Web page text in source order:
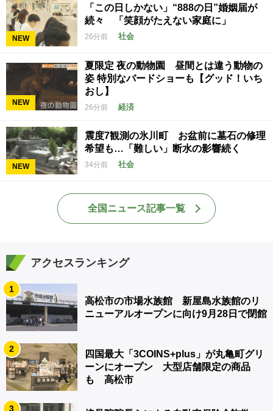
NEW
「この日しかない」“888の日”婚姻届が
続々 「笑顔がたえない家庭に」
26分前 社会
NEW
夏限定 夜の動物園 昼間とは違う動物の
姿 特別なバードショーも【グッド！いち
おし】
26分前 経済
NEW
震度7観測の氷川町 お盆前に墓石の修理
希望も…「難しい」断水の影響続く
34分前 社会
全国ニュース記事一覧
アクセスランキング
1
高松市の市場水族館 新屋島水族館のリ
ニューアルオープンに向け9月28日で閉館
2
四国最大「3COINS+plus」が丸亀町グリ
ーンにオープン 大型店舗限定の商品
も 高松市
3